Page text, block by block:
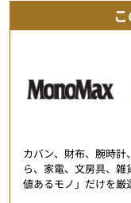
カバン、財布、腕時
ら、家電、文房具、
値あるモノ」だけを厳